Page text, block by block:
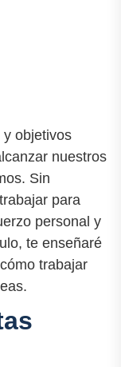
y objetivos
nuestros
Sin
para
personal y
te enseñaré
trabajar